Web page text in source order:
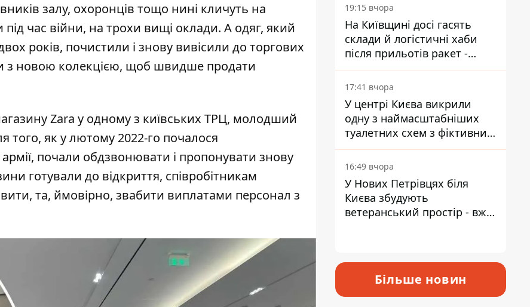
залу, охоронців тощо нині кличуть на
під час війни, на трохи вищі оклади. А одяг, який
років, почистили і знову вивісили до торгових
з новою колекцією, щоб швидше продати
Zara у одному з київських ТРЦ, молодший
того, як у лютому 2022-го почалося
почали обдзвонювати і пропонувати знову
готували до відкриття, співробітникам
та, ймовірно, звабити виплатами персонал з
19:15 вчора
На Київщині досі гасять
склади й логістичні хаби
після прильотів ракет -
ДСНС
17:41 вчора
У центрі Києва викрили
одну з наймасштабніших
туалетних схем з фіктивним
будинком
16:49 вчора
У Нових Петрівцях біля
Києва збудують
ветеранський простір - вже
Більше новин